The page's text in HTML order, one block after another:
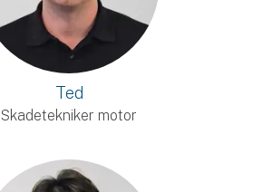
Ted
Skadetekniker motor